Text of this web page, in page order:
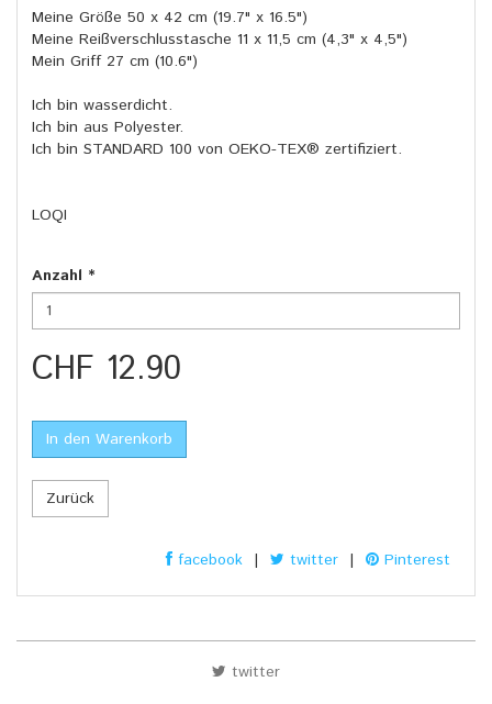
Meine Größe 50 x 42 cm (19.7" x 16.5")
Meine Reißverschlusstasche 11 x 11,5 cm (4,3" x 4,5")
Mein Griff 27 cm (10.6")
Ich bin wasserdicht.
Ich bin aus Polyester.
Ich bin STANDARD 100 von OEKO-TEX® zertifiziert.
LOQI
Anzahl *
CHF 12.90
In den Warenkorb
Zurück
facebook | twitter | Pinterest
twitter